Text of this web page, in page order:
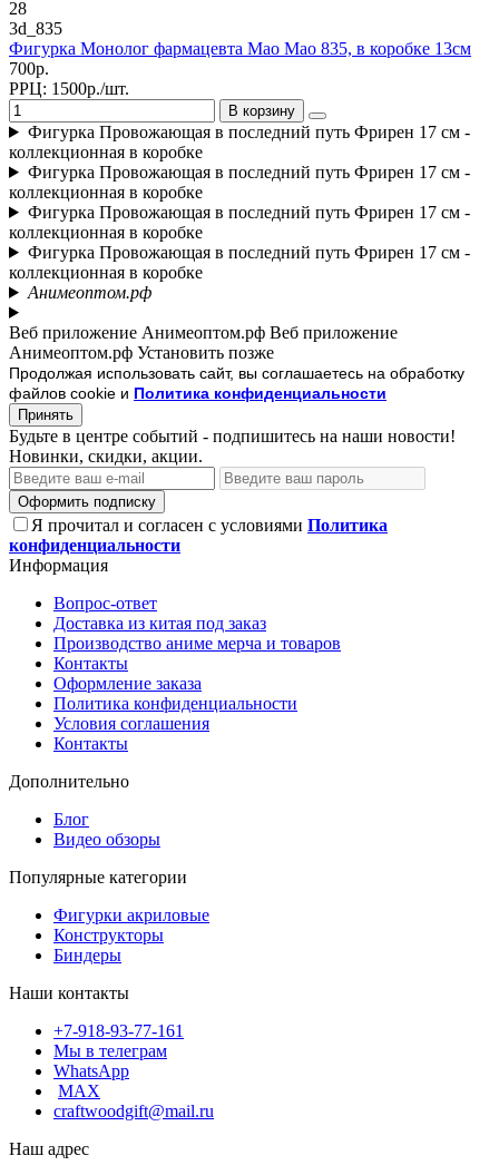
28
3d_835
Фигурка Монолог фармацевта Мао Мао 835, в коробке 13см
700р.
РРЦ: 1500р./шт.
В корзину
Фигурка Провожающая в последний путь Фрирен 17 см -
коллекционная в коробке
Фигурка Провожающая в последний путь Фрирен 17 см -
коллекционная в коробке
Фигурка Провожающая в последний путь Фрирен 17 см -
коллекционная в коробке
Фигурка Провожающая в последний путь Фрирен 17 см -
коллекционная в коробке
Анимеоптом.рф
Веб приложение Анимеоптом.рф Веб приложение
Анимеоптом.рф Установить позже
Продолжая использовать сайт, вы соглашаетесь на обработку
файлов cookie и Политика конфиденциальности
Принять
Будьте в центре событий - подпишитесь на наши новости!
Новинки, скидки, акции.
Оформить подписку
Я прочитал и согласен с условиями Политика
конфиденциальности
Информация
Вопрос-ответ
Доставка из китая под заказ
Производство аниме мерча и товаров
Контакты
Оформление заказа
Политика конфиденциальности
Условия соглашения
Контакты
Дополнительно
Блог
Видео обзоры
Популярные категории
Фигурки акриловые
Конструкторы
Биндеры
Наши контакты
+7-918-93-77-161
Мы в телеграм
WhatsApp
MAX
craftwoodgift@mail.ru
Наш адрес